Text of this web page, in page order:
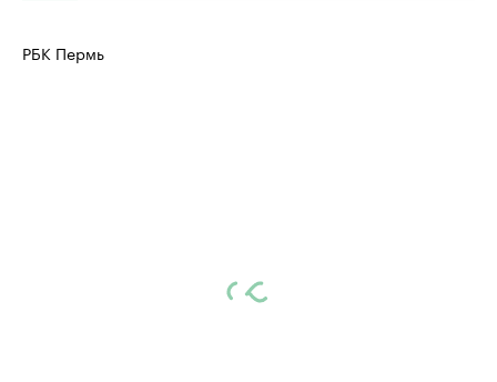
РБК Пермь